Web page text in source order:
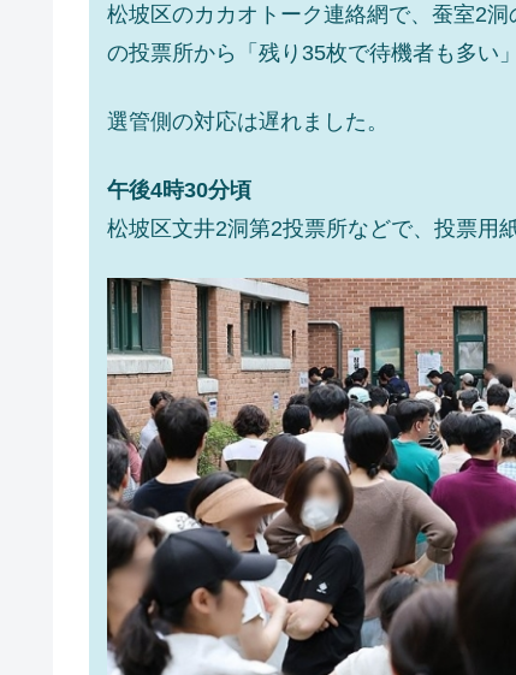
Fact1 セレクトセールの高額取引馬が稼いだ金
松坡区のカカオトーク連絡網で、蚕室2
の投票所から「残り35枚で待機者も多い
選管側の対応は遅れました。
午後4時30分頃
松坡区文井2洞第2投票所などで、投票用